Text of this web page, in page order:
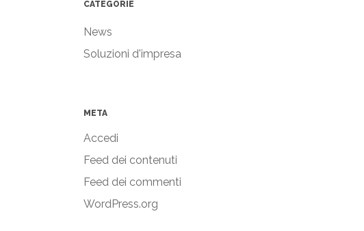
CATEGORIE
News
Soluzioni d'impresa
META
Accedi
Feed dei contenuti
Feed dei commenti
WordPress.org